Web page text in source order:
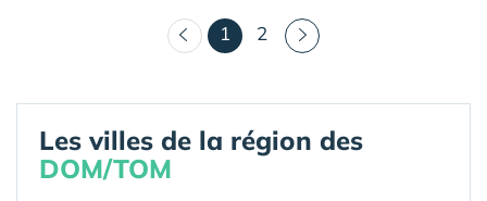
1 (courant)
2
Les villes de la région des
DOM/TOM